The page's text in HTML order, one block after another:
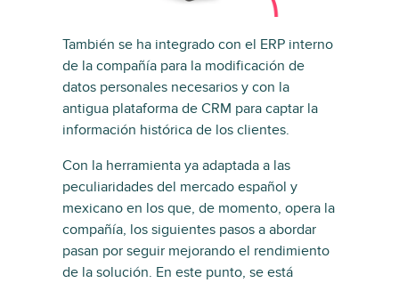
También se ha integrado con el ERP interno
de la compañía para la modificación de
datos personales necesarios y con la
antigua plataforma de CRM para captar la
información histórica de los clientes.
Con la herramienta ya adaptada a las
peculiaridades del mercado español y
mexicano en los que, de momento, opera la
compañía, los siguientes pasos a abordar
pasan por seguir mejorando el rendimiento
de la solución. En este punto, se está